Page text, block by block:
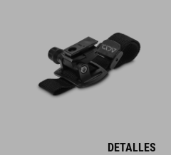
DETALLES